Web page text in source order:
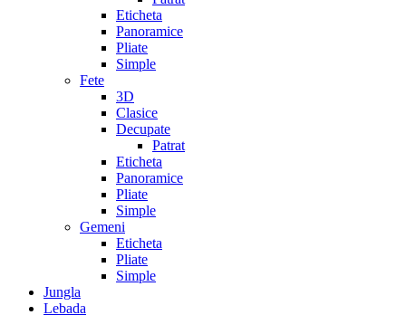
Eticheta
Panoramice
Pliate
Simple
Fete
3D
Clasice
Decupate
Patrat
Eticheta
Panoramice
Pliate
Simple
Gemeni
Eticheta
Pliate
Simple
Jungla
Lebada